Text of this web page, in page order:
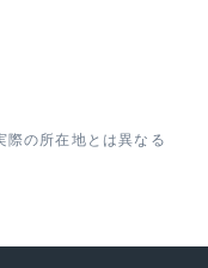
の所在地とは異なる